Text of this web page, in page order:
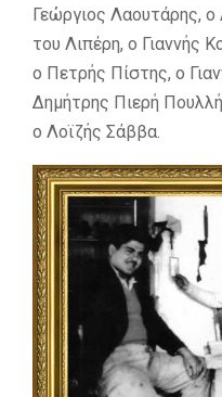
Γεώργιος Λαουτάρης,
του Λιπέρη, ο Γιαννής
ο Πετρής Πίστης, ο
Δημήτρης Πιερή
ο Λοϊζής Σάββα.